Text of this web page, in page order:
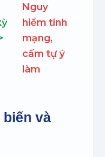
Nguy
hiểm tính
mạng,
cấm tự ý
làm
và